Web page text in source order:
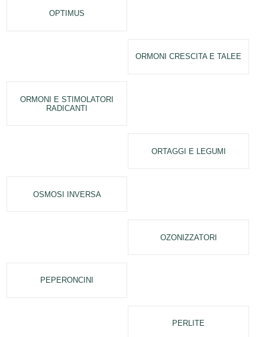
OPTIMUS
ORMONI CRESCITA E TALEE
ORMONI E STIMOLATORI
RADICANTI
ORTAGGI E LEGUMI
OSMOSI INVERSA
OZONIZZATORI
PEPERONCINI
PERLITE